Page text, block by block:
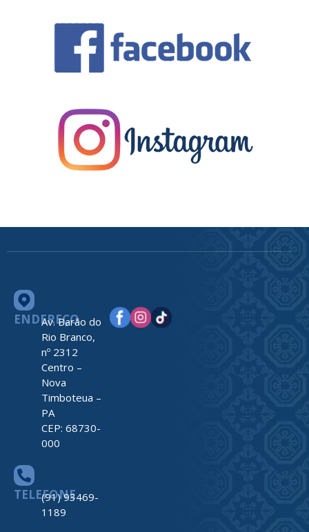
ENDEREÇO
Av. Barão do
Rio Branco,
nº 2312
Centro –
Nova
Timboteua –
PA
CEP: 68730-
000
TELEFONE
(91) 93469-
1189